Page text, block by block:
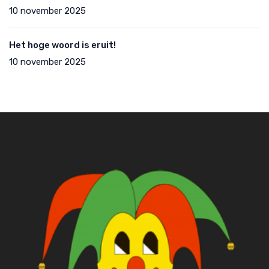
10 november 2025
Het hoge woord is eruit!
10 november 2025